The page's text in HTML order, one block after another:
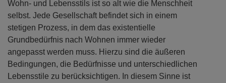
Wohn- und Lebensstils ist so alt wie die Menschheit
selbst. Jede Gesellschaft befindet sich in einem
stetigen Prozess, in dem das existentielle
Grundbedürfnis nach Wohnen immer wieder
angepasst werden muss. Hierzu sind die äußeren
Bedingungen, die Bedürfnisse und unterschiedlichen
Lebensstile zu berücksichtigen. In diesem Sinne ist